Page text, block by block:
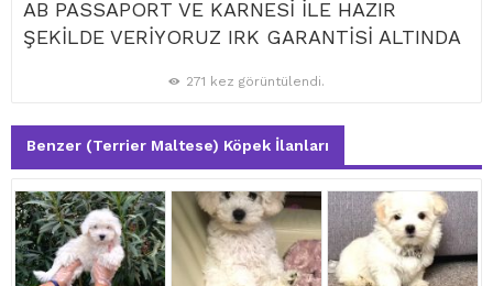
AB PASSAPORT VE KARNESİ İLE HAZIR
ŞEKİLDE VERİYORUZ IRK GARANTİSİ ALTINDA
271 kez görüntülendi.
Benzer (Terrier Maltese) Köpek İlanları